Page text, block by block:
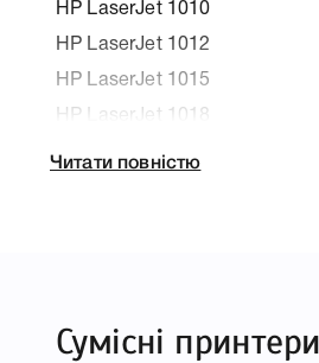
HP LaserJet 1010
HP LaserJet 1012
HP LaserJet 1015
HP LaserJet 1018
HP LaserJet 1020
HP LaserJet 3050
Читати повністю
Сумісні принтери